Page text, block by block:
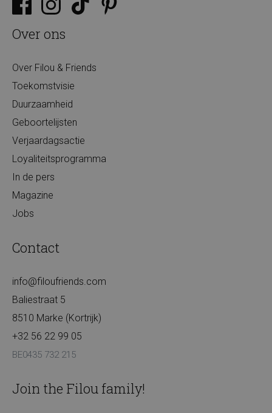
Over ons
Over Filou & Friends
Toekomstvisie
Duurzaamheid
Geboortelijsten
Verjaardagsactie
Loyaliteitsprogramma
In de pers
Magazine
Jobs
Contact
info@filoufriends.com
Baliestraat 5
8510 Marke (Kortrijk)
+32 56 22 99 05
BE0435 732 215
Join the Filou family!